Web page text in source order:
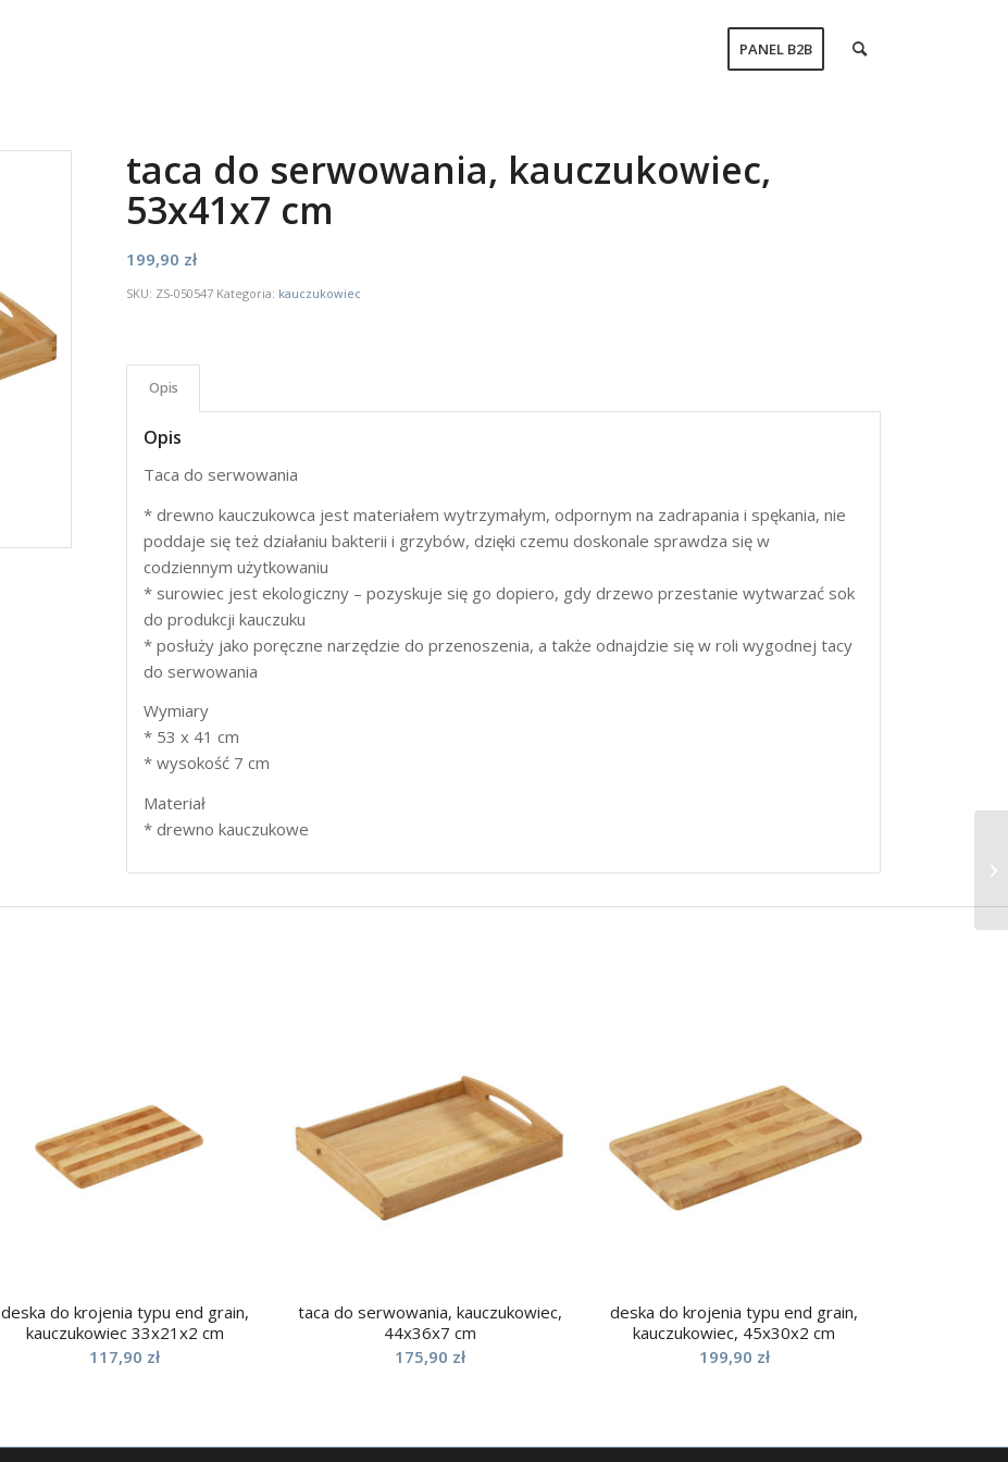
PANEL B2B
taca do serwowania, kauczukowiec,
53x41x7 cm
199,90 zł
SKU: ZS-050547 Kategoria: kauczukowiec
Opis
Opis
Taca do serwowania
* drewno kauczukowca jest materiałem wytrzymałym, odpornym na zadrapania i spękania, nie
poddaje się też działaniu bakterii i grzybów, dzięki czemu doskonale sprawdza się w
codziennym użytkowaniu
* surowiec jest ekologiczny – pozyskuje się go dopiero, gdy drzewo przestanie wytwarzać sok
do produkcji kauczuku
* posłuży jako poręczne narzędzie do przenoszenia, a także odnajdzie się w roli wygodnej tacy
do serwowania
Wymiary
* 53 x 41 cm
* wysokość 7 cm
Materiał
* drewno kauczukowe
deska do krojenia typu end grain,
kauczukowiec 33x21x2 cm
117,90 zł
taca do serwowania, kauczukowiec,
44x36x7 cm
175,90 zł
deska do krojenia typu end grain,
kauczukowiec, 45x30x2 cm
199,90 zł